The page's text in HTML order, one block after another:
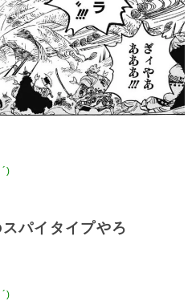
パイタイプやろ